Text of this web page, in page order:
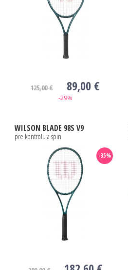
125,00 € 89,00 €
-29%
WILSON BLADE 98S V9
pre kontrolu a spin
-35%